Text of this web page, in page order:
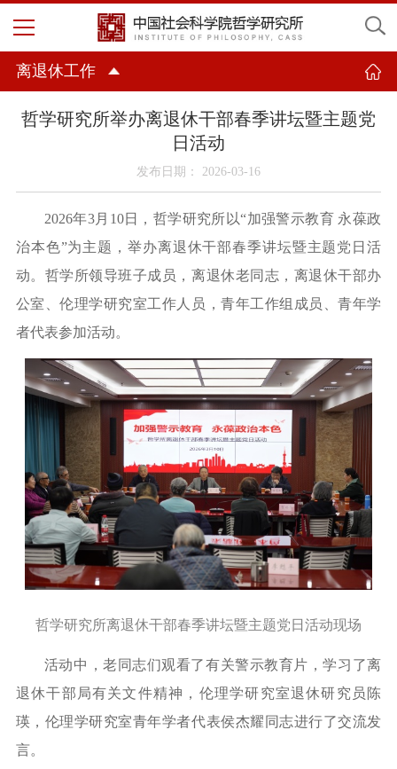
离退休工作
哲学研究所举办离退休干部春季讲坛暨主题党
日活动
发布日期： 2026-03-16
2026年3月10日 ， 哲学研究所 以“加强警示教育 永葆政
治本色”为主题， 举办离退休干部春季讲坛暨主题党日活
动。哲学所领导班子成员，离退休老同志，离退休干部办
公室、伦理学研究室工作人员，青年工作组成员、青年学
者代表参加活动。
哲学研究所离退休干部春季讲坛暨主题党日活动现场
活动中，老同志们观看了有关警示教育片，学习了离
退休干部局有关文件精神，伦理学研究室退休研究员陈
瑛， 伦理学研究室青年学者代表侯杰耀同志进行了交流发
言。